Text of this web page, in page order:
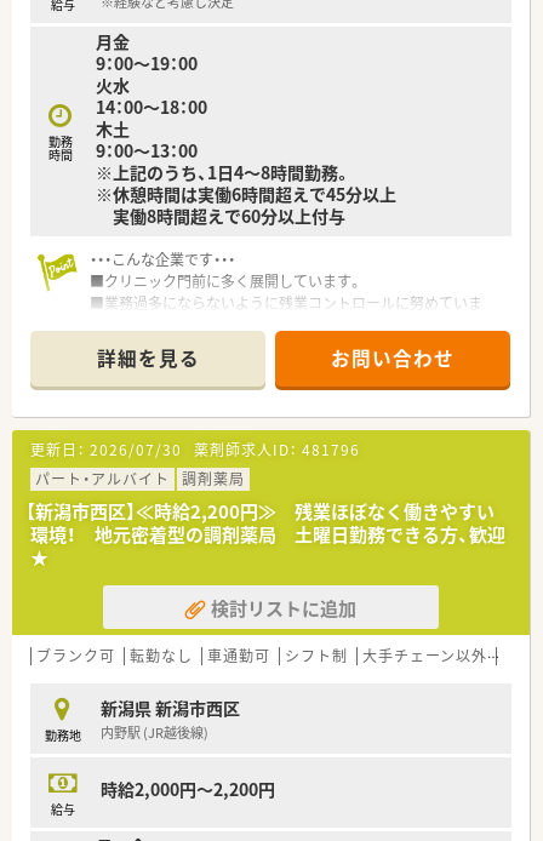
給与
勤務
時間
月金
9：00～19：00
火水
14：00～18：00
木土
9：00～13：00
※上記のうち、1日4～8時間勤務。
※休憩時間は実働6時間超えで45分以上
実働8時間超えで60分以上付与
・・・こんな企業です・・・
■クリニック門前に多く展開しています。
■業務過多にならないように残業コントロールに努めていま
■お子様のいるママ薬剤師が多く活躍している企業です。
■無理な異動はございません。働き方について相談ありました
らお気軽にお問い合わせください。
■創業は明治から！新潟で歴史を刻んできた会社です。
詳細を見る お問い合わせ
更新日： 2026/07/30 薬剤師求人ID： 481796
パート・アルバイト
調剤薬局
【新潟市西区】≪時給2,200円≫ 残業ほぼなく働きやすい
環境！ 地元密着型の調剤薬局 土曜日勤務できる方、歓迎
★
検討リストに追加
ブランク可 転勤なし 車通勤可 シフト制 大手チェーン以外
勤務地
新潟県 新潟市西区
内野駅 (JR越後線)
給与
時給2,000円～2,200円